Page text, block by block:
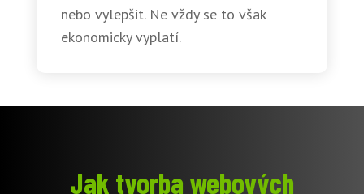
nebo vylepšit. Ne vždy se to však
ekonomicky vyplatí.
Jak tvorba webových